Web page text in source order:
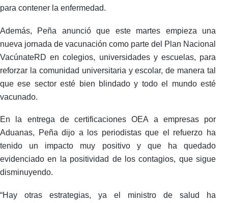
para contener la enfermedad.
Además, Peña anunció que este martes empieza una
nueva jornada de vacunación como parte del Plan Nacional
VacúnateRD en colegios, universidades y escuelas, para
reforzar la comunidad universitaria y escolar, de manera tal
que ese sector esté bien blindado y todo el mundo esté
vacunado.
En la entrega de certificaciones OEA a empresas por
Aduanas, Peña dijo a los periodistas que el refuerzo ha
tenido un impacto muy positivo y que ha quedado
evidenciado en la positividad de los contagios, que sigue
disminuyendo.
“Hay otras estrategias, ya el ministro de salud ha